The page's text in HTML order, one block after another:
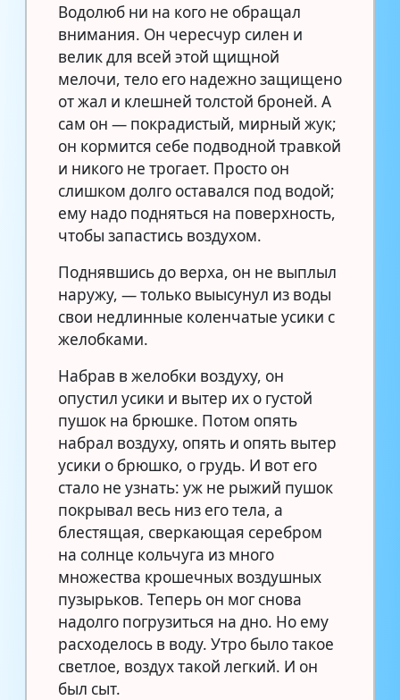
Водолюб ни на кого не обращал
внимания. Он чересчур силен и
велик для всей этой щищной
мелочи, тело его надежно защищено
от жал и клешней толстой броней. А
сам он — покрадистый, мирный жук;
он кормится себе подводной травкой
и никого не трогает. Просто он
слишком долго оставался под водой;
ему надо подняться на поверхность,
чтобы запастись воздухом.
Поднявшись до верха, он не выплыл
наружу, — только выысунул из воды
свои недлинные коленчатые усики с
желобками.
Набрав в желобки воздуху, он
опустил усики и вытер их о густой
пушок на брюшке. Потом опять
набрал воздуху, опять и опять вытер
усики о брюшко, о грудь. И вот его
стало не узнать: уж не рыжий пушок
покрывал весь низ его тела, а
блестящая, сверкающая серебром
на солнце кольчуга из много
множества крошечных воздушных
пузырьков. Теперь он мог снова
надолго погрузиться на дно. Но ему
расходелось в воду. Утро было такое
светлое, воздух такой легкий. И он
был сыт.